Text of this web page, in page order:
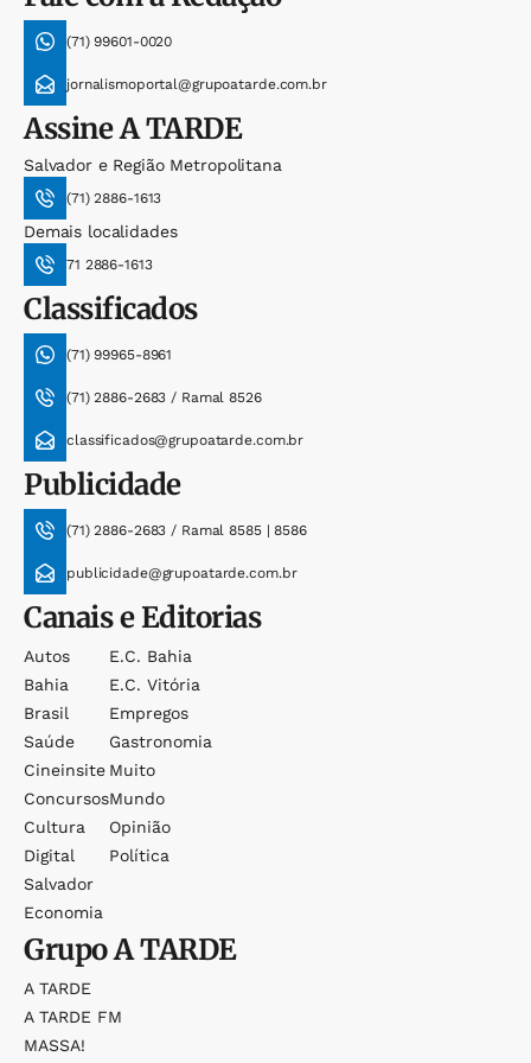
(71) 99601-0020
jornalismoportal@grupoatarde.com.br
AssineA TARDE
Salvador e Região Metropolitana
(71) 2886-1613
Demais localidades
71 2886-1613
Classificados
(71) 99965-8961
(71) 2886-2683 / Ramal 8526
classificados@grupoatarde.com.br
Publicidade
(71) 2886-2683 / Ramal 8585 | 8586
publicidade@grupoatarde.com.br
Canais e Editorias
Autos
Bahia
Brasil
Saúde
Cineinsite
Concursos
Cultura
Digital
Salvador
Economia
E.c. Bahia
E.c. Vitória
Empregos
Gastronomia
Muito
Mundo
Opinião
Política
GrupoA TARDE
A TARDE
A TARDE FM
MASSA!